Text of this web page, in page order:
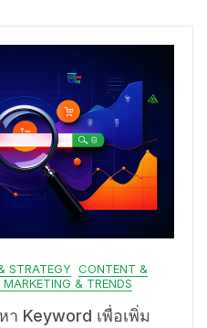
STRATEGY CONTENT &
& TRENDS
า Keyword เพื่อเพิ่ม